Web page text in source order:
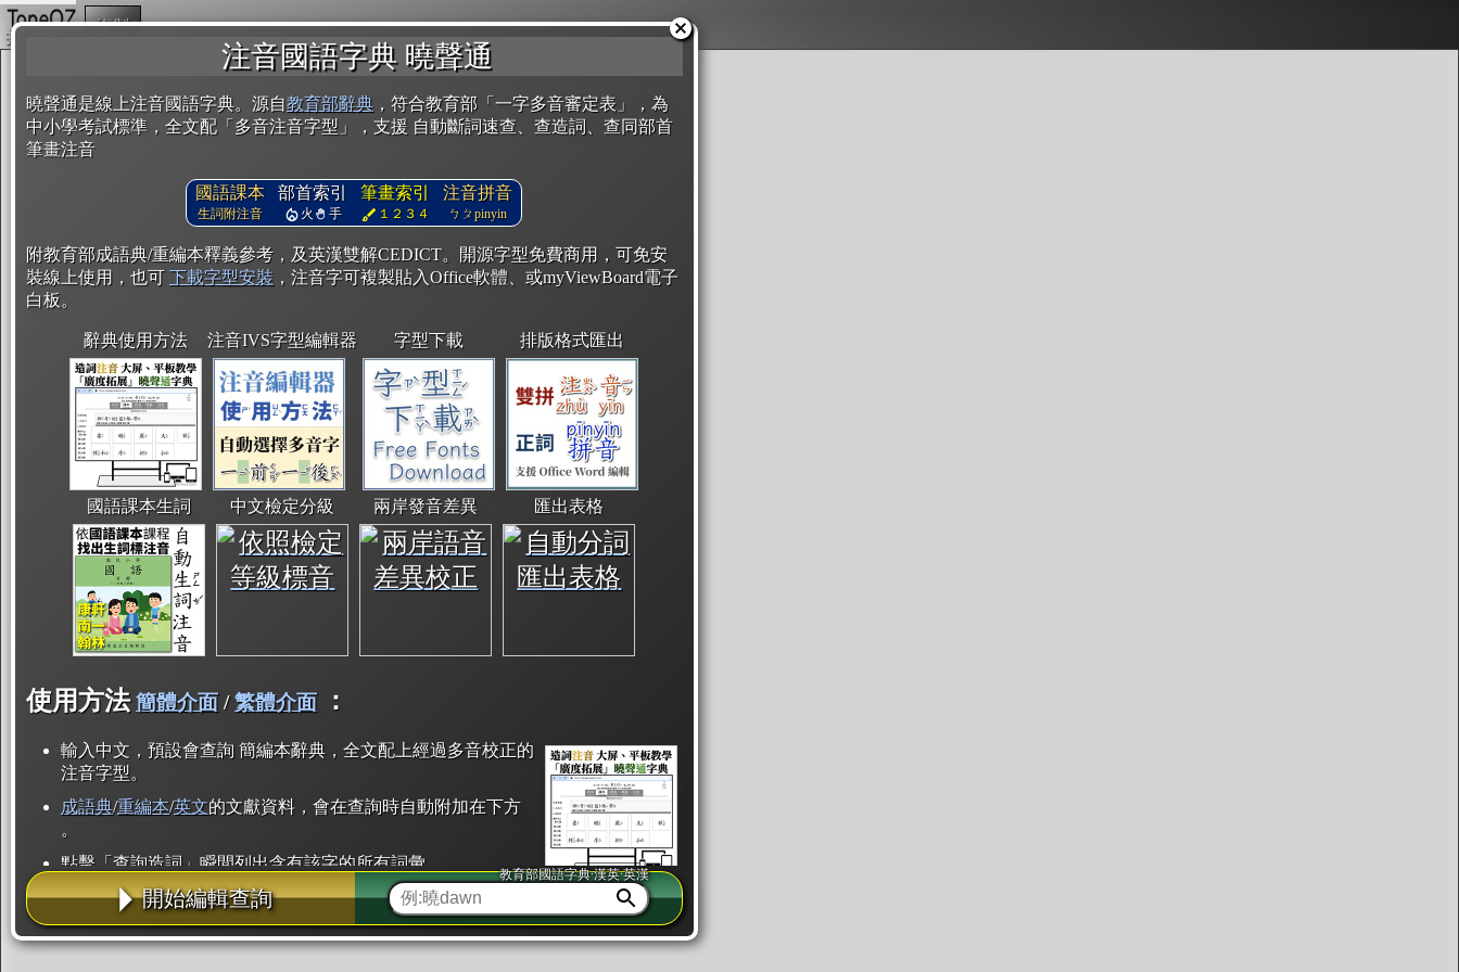
注音國語字典 曉聲通
曉聲通是線上注音國語字典。源自教育部辭典 ，符合教育部「一字多音審定表」，為
中小學考試標準，全文配「多音注音字型」，支援 自動斷詞速查、查造詞、查同部首
筆畫注音
國語課本
生詞附注音
部首索引
火 手
筆畫索引
１２３４
注音拼音
ㄅㄆpinyin
附教育部成語典/重編本釋義參考，及英漢雙解CEDICT。開源字型免費商用，可免安
裝線上使用，也可 下載字型安裝 ，注音字可複製貼入Office軟體、或myViewBoard電子
白板。
辭典使用方法 注音IVS字型編輯器 字型下載 排版格式匯出
國語課本生詞 中文檢定分級 兩岸發音差異 匯出表格
使用方法 簡體介面/繁體介面 ：
輸入中文，預設會查詢 簡編本辭典，全文配上經過多音校正的
注音字型。
成語典/重編本/英文的文獻資料，會在查詢時自動附加在下方
。
點擊「查詢造詞」瞬間列出含有該字的所有詞彙。
點「部首」瞬間列出所有「同部首字」。也支援查詢「同注音」或「同筆畫」。
辭典解釋的全文都經過自動斷詞，點擊便可瞬間「連續查詢」此字詞的解釋，不
用手動重複輸入。
開始編輯查詢
教育部國語字典·漢英·英漢
複製